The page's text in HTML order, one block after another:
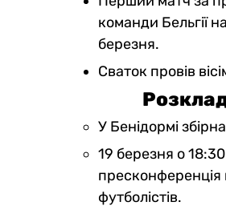
команди Бельгії
березня.
Сваток провів
У Бенідормі
19 березня о
пресконференція
футболістів.